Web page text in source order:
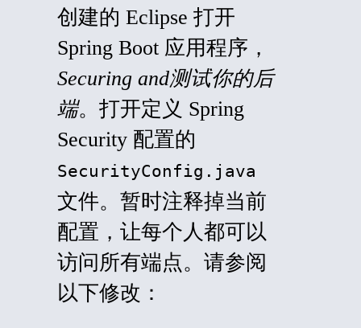
创建的 Eclipse 打开
Spring Boot 应用程序，
Securing and测试你的后
端。打开定义 Spring
Security 配置的
SecurityConfig.java
文件。暂时注释掉当前
配置，让每个人都可以
访问所有端点。请参阅
以下修改：